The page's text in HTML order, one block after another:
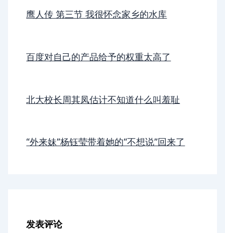
鹰人传 第三节 我很怀念家乡的水库
百度对自己的产品给予的权重太高了
北大校长周其凤估计不知道什么叫羞耻
“外来妹”杨钰莹带着她的“不想说”回来了
发表评论